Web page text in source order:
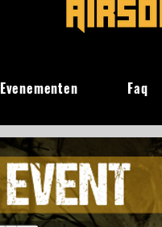
Evenementen Faq